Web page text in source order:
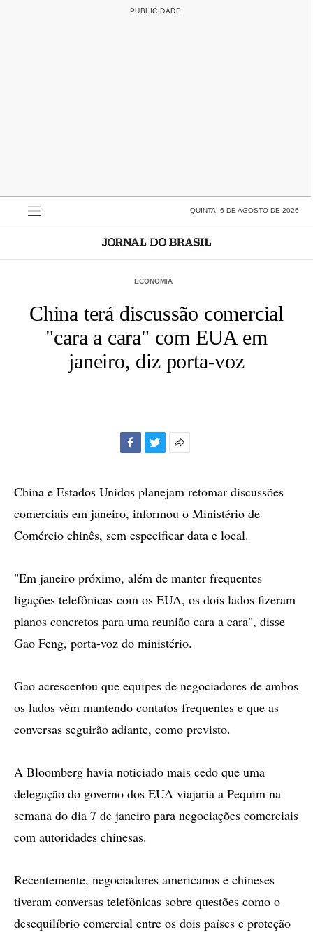
QUINTA, 6 DE AGOSTO DE 2026
ECONOMIA
China terá discussão comercial
"cara a cara" com EUA em
janeiro, diz porta-voz
compartilhamento
China e Estados Unidos planejam retomar discussões
comerciais em janeiro, informou o Ministério de
Comércio chinês, sem especificar data e local.
"Em janeiro próximo, além de manter frequentes
ligações telefônicas com os EUA, os dois lados fizeram
planos concretos para uma reunião cara a cara", disse
Gao Feng, porta-voz do ministério.
Gao acrescentou que equipes de negociadores de ambos
os lados vêm mantendo contatos frequentes e que as
conversas seguirão adiante, como previsto.
A Bloomberg havia noticiado mais cedo que uma
delegação do governo dos EUA viajaria a Pequim na
semana do dia 7 de janeiro para negociações comerciais
com autoridades chinesas.
Recentemente, negociadores americanos e chineses
tiveram conversas telefônicas sobre questões como o
desequilíbrio comercial entre os dois países e proteção